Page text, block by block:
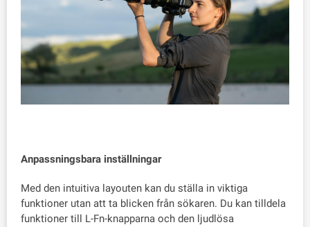
Anpassningsbara inställningar
Med den intuitiva layouten kan du ställa in viktiga
funktioner utan att ta blicken från sökaren. Du kan tilldela
funktioner till L-Fn-knapparna och den ljudlösa